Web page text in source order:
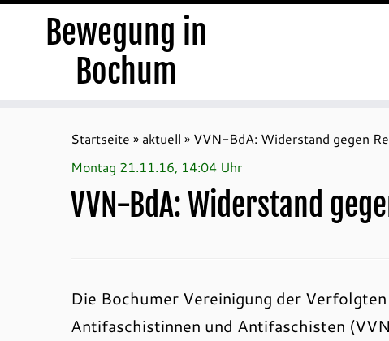
Bewegung in
Bochum
Startseite » aktuell » VVN-BdA: Widerstand gegen
Montag 21.11.16, 14:04 Uhr
VVN-BdA: Widerstand
Die Bochumer Vereinigung der
Antifaschistinnen und Antifaschisten